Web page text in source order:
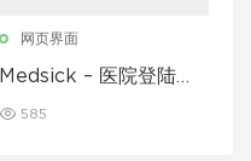
网页界面
Medsick – 医院登陆页
585